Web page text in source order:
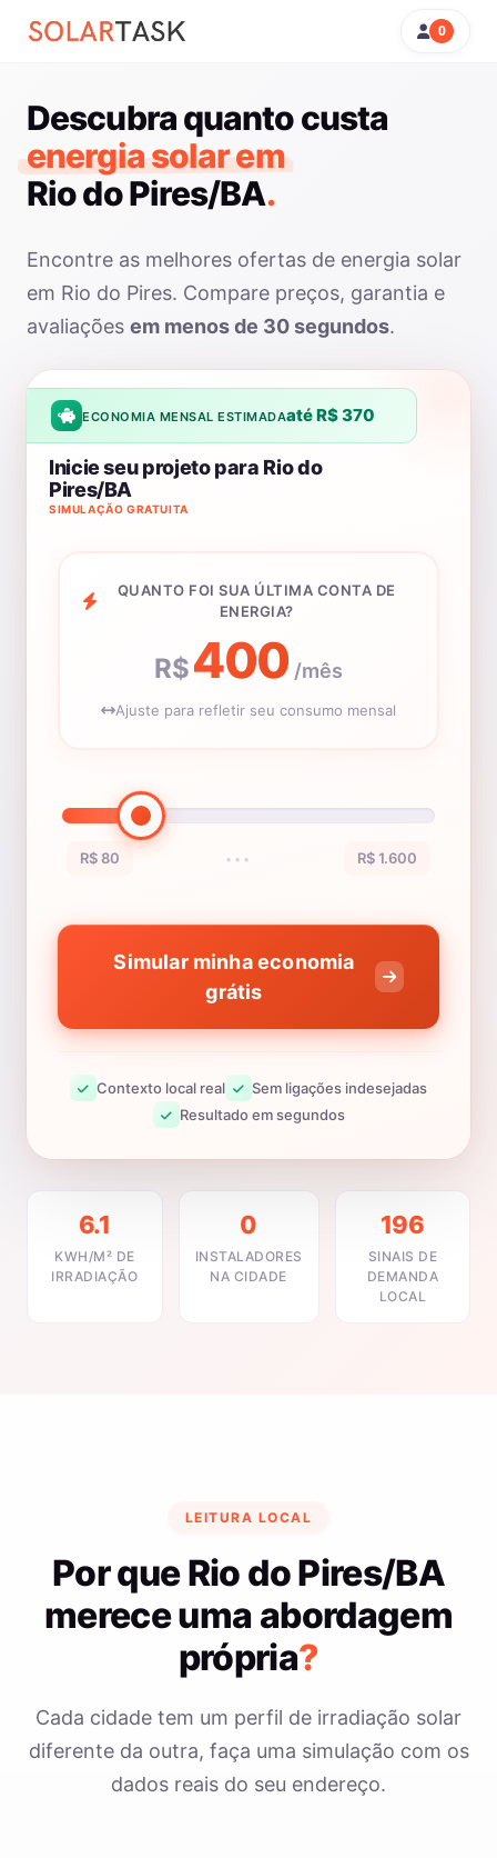
0
Descubra quanto custa
energia solar em
Rio do Pires/BA.
Encontre as melhores ofertas de energia solar
em Rio do Pires. Compare preços, garantia e
avaliações em menos de 30 segundos.
ECONOMIA MENSAL ESTIMADAaté R$ 370
SIMULAÇÃO GRATUITA
Inicie seu projeto para Rio do
Pires/BA
QUANTO FOI SUA ÚLTIMA CONTA DE
ENERGIA?
R$400 /mês
Ajuste para refletir seu consumo mensal
R$ 80 ••• R$ 1.600
Simular minha economia
grátis
Contexto local real
Sem ligações indesejadas
Resultado em segundos
6.1
KWH/M² DE
IRRADIAÇÃO
0
INSTALADORES
NA CIDADE
196
SINAIS DE
DEMANDA
LOCAL
LEITURA LOCAL
Por que Rio do Pires/BA
merece uma abordagem
própria?
Cada cidade tem um perfil de irradiação solar
diferente da outra, faça uma simulação com os
dados reais do seu endereço.